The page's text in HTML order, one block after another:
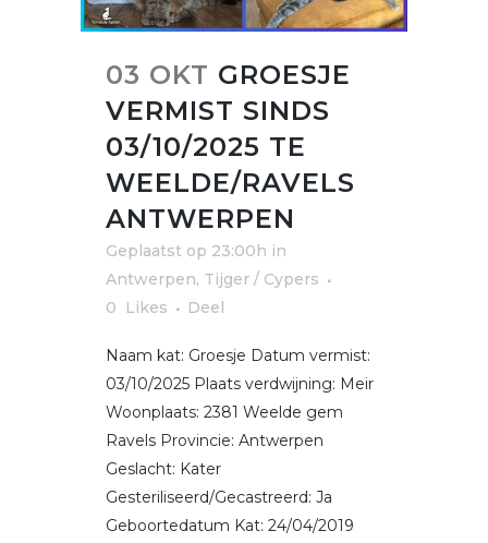
03 OKT GROESJE
VERMIST SINDS
03/10/2025 TE
WEELDE/RAVELS
ANTWERPEN
Geplaatst op 23:00h in
Antwerpen, Tijger / Cypers
0
Likes Deel
Naam kat: Groesje Datum vermist:
03/10/2025 Plaats verdwijning: Meir
Woonplaats: 2381 Weelde gem
Ravels Provincie: Antwerpen
Geslacht: Kater
Gesteriliseerd/Gecastreerd: Ja
Geboortedatum Kat: 24/04/2019